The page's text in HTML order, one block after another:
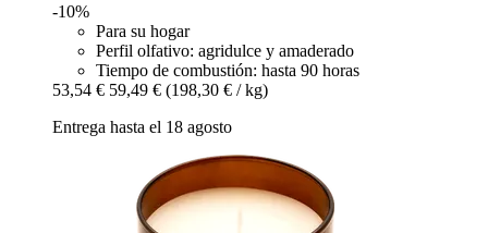
-10%
Para su hogar
Perfil olfativo: agridulce y amaderado
Tiempo de combustión: hasta 90 horas
53,54 € 59,49 € (198,30 € / kg)
Entrega hasta el 18 agosto